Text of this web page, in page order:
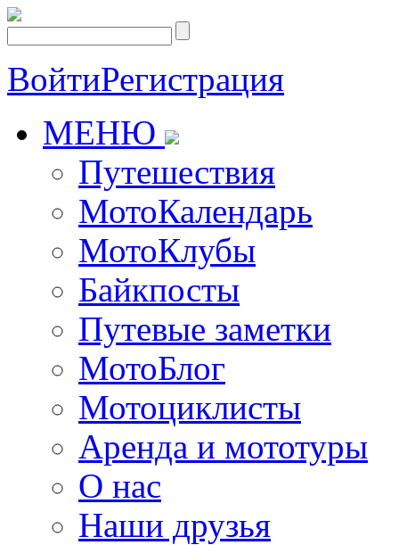
ВойтиРегистрация
МЕНЮ
Путешествия
МотоКалендарь
МотоКлубы
Байкпосты
Путевые заметки
МотоБлог
Мотоциклисты
Аренда и мототуры
О нас
Наши друзья